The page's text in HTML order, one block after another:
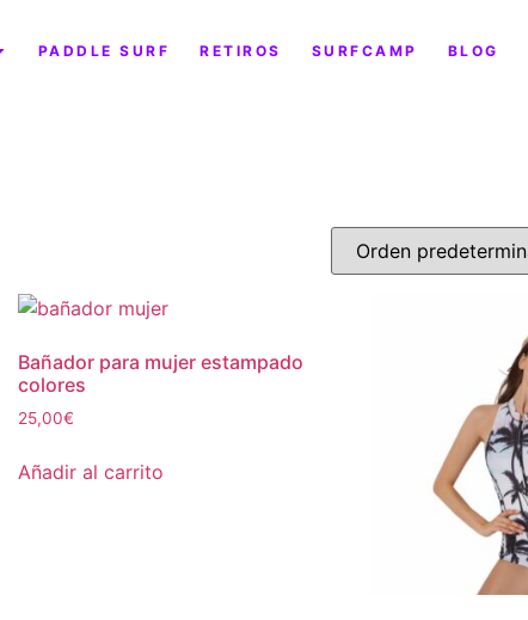
PADDLE SURF RETIROS SURFCAMP BLOG
Bañador para mujer estampado
colores
25,00€
Añadir al carrito